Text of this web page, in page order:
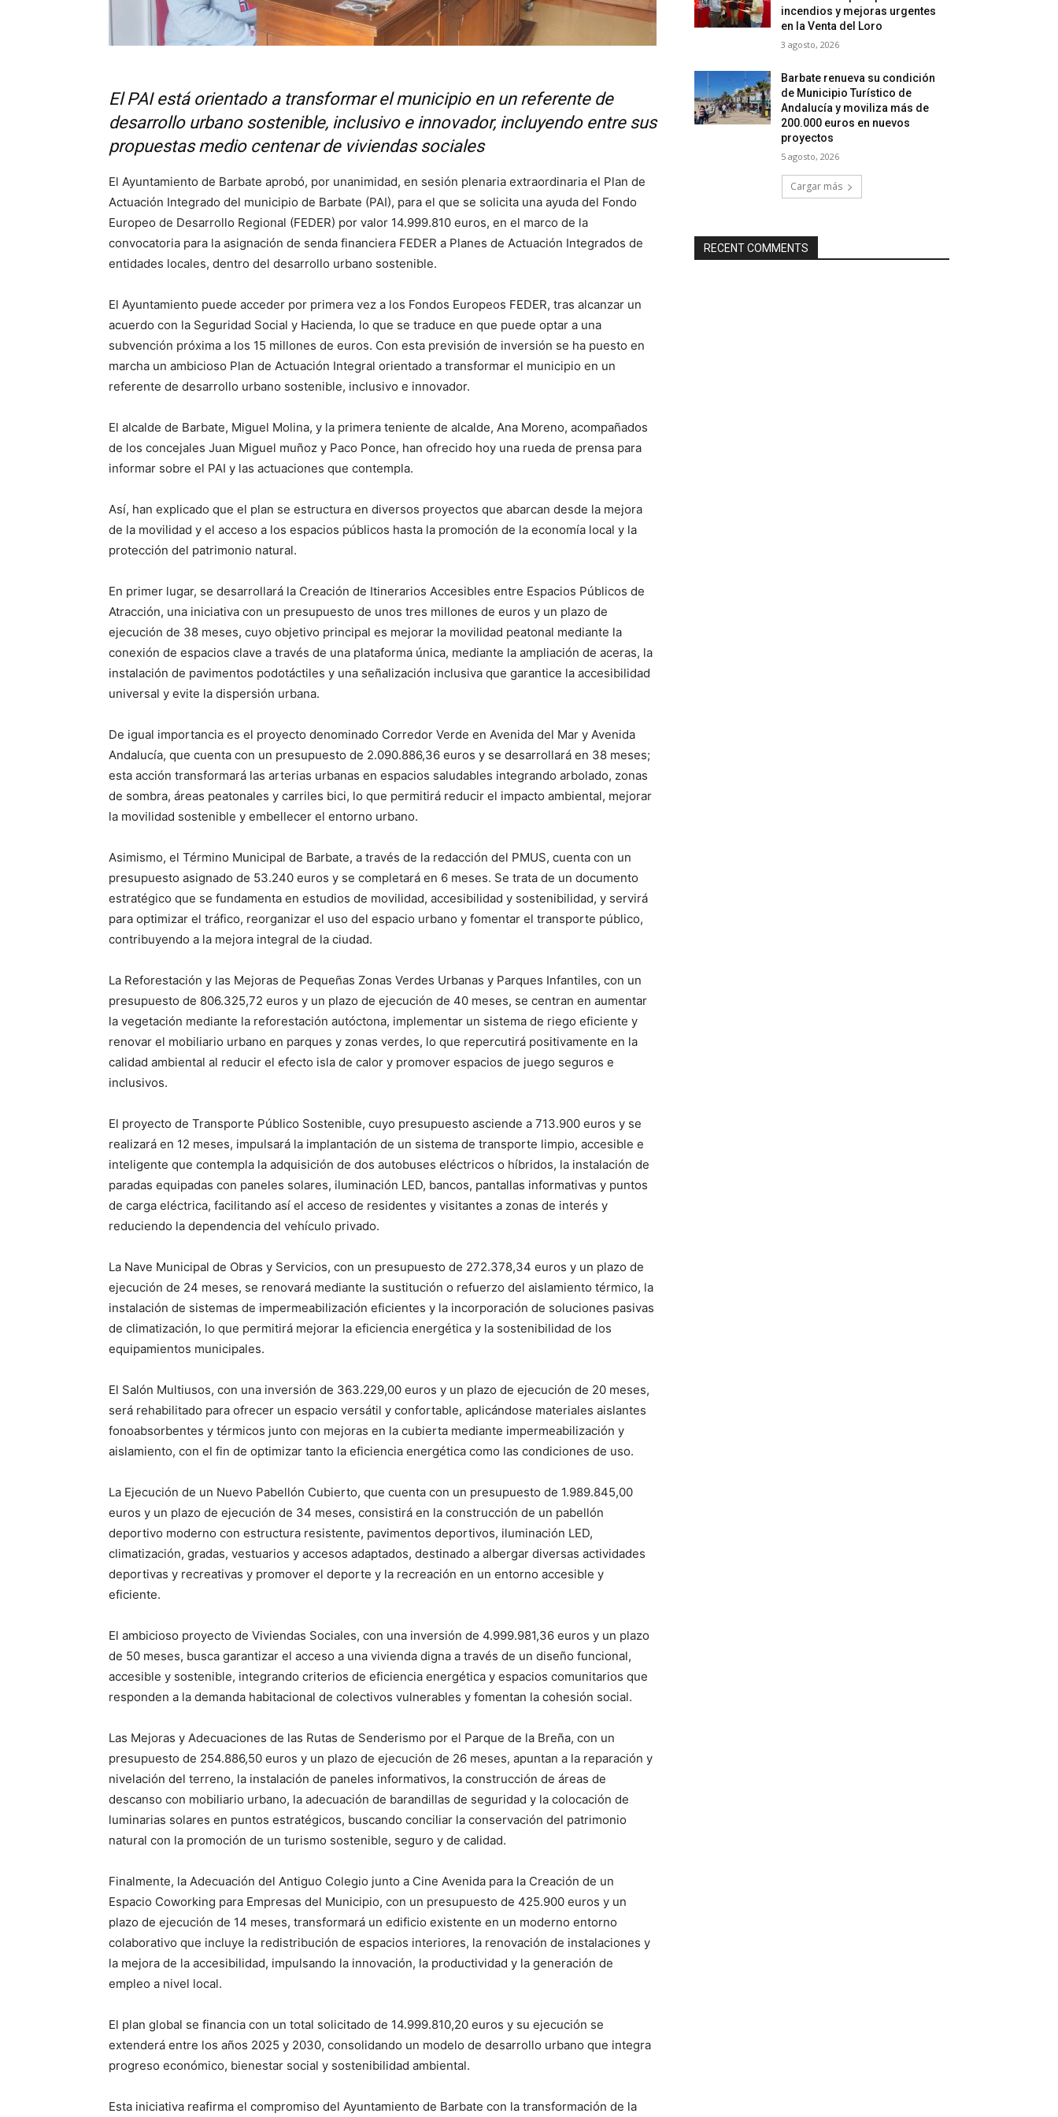
El PAI está orientado a transformar el municipio en un referente de
desarrollo urbano sostenible, inclusivo e innovador, incluyendo entre sus
propuestas medio centenar de viviendas sociales
El Ayuntamiento de Barbate aprobó, por unanimidad, en sesión plenaria extraordinaria el Plan de
Actuación Integrado del municipio de Barbate (PAI), para el que se solicita una ayuda del Fondo
Europeo de Desarrollo Regional (FEDER) por valor 14.999.810 euros, en el marco de la
convocatoria para la asignación de senda financiera FEDER a Planes de Actuación Integrados de
entidades locales, dentro del desarrollo urbano sostenible.
El Ayuntamiento puede acceder por primera vez a los Fondos Europeos FEDER, tras alcanzar un
acuerdo con la Seguridad Social y Hacienda, lo que se traduce en que puede optar a una
subvención próxima a los 15 millones de euros. Con esta previsión de inversión se ha puesto en
marcha un ambicioso Plan de Actuación Integral orientado a transformar el municipio en un
referente de desarrollo urbano sostenible, inclusivo e innovador.
El alcalde de Barbate, Miguel Molina, y la primera teniente de alcalde, Ana Moreno, acompañados
de los concejales Juan Miguel muñoz y Paco Ponce, han ofrecido hoy una rueda de prensa para
informar sobre el PAI y las actuaciones que contempla.
Así, han explicado que el plan se estructura en diversos proyectos que abarcan desde la mejora
de la movilidad y el acceso a los espacios públicos hasta la promoción de la economía local y la
protección del patrimonio natural.
En primer lugar, se desarrollará la Creación de Itinerarios Accesibles entre Espacios Públicos de
Atracción, una iniciativa con un presupuesto de unos tres millones de euros y un plazo de
ejecución de 38 meses, cuyo objetivo principal es mejorar la movilidad peatonal mediante la
conexión de espacios clave a través de una plataforma única, mediante la ampliación de aceras, la
instalación de pavimentos podotáctiles y una señalización inclusiva que garantice la accesibilidad
universal y evite la dispersión urbana.
De igual importancia es el proyecto denominado Corredor Verde en Avenida del Mar y Avenida
Andalucía, que cuenta con un presupuesto de 2.090.886,36 euros y se desarrollará en 38 meses;
esta acción transformará las arterias urbanas en espacios saludables integrando arbolado, zonas
de sombra, áreas peatonales y carriles bici, lo que permitirá reducir el impacto ambiental, mejorar
la movilidad sostenible y embellecer el entorno urbano.
Asimismo, el Término Municipal de Barbate, a través de la redacción del PMUS, cuenta con un
presupuesto asignado de 53.240 euros y se completará en 6 meses. Se trata de un documento
estratégico que se fundamenta en estudios de movilidad, accesibilidad y sostenibilidad, y servirá
para optimizar el tráfico, reorganizar el uso del espacio urbano y fomentar el transporte público,
contribuyendo a la mejora integral de la ciudad.
La Reforestación y las Mejoras de Pequeñas Zonas Verdes Urbanas y Parques Infantiles, con un
presupuesto de 806.325,72 euros y un plazo de ejecución de 40 meses, se centran en aumentar
la vegetación mediante la reforestación autóctona, implementar un sistema de riego eficiente y
renovar el mobiliario urbano en parques y zonas verdes, lo que repercutirá positivamente en la
calidad ambiental al reducir el efecto isla de calor y promover espacios de juego seguros e
inclusivos.
El proyecto de Transporte Público Sostenible, cuyo presupuesto asciende a 713.900 euros y se
realizará en 12 meses, impulsará la implantación de un sistema de transporte limpio, accesible e
inteligente que contempla la adquisición de dos autobuses eléctricos o híbridos, la instalación de
paradas equipadas con paneles solares, iluminación LED, bancos, pantallas informativas y puntos
de carga eléctrica, facilitando así el acceso de residentes y visitantes a zonas de interés y
reduciendo la dependencia del vehículo privado.
La Nave Municipal de Obras y Servicios, con un presupuesto de 272.378,34 euros y un plazo de
ejecución de 24 meses, se renovará mediante la sustitución o refuerzo del aislamiento térmico, la
instalación de sistemas de impermeabilización eficientes y la incorporación de soluciones pasivas
de climatización, lo que permitirá mejorar la eficiencia energética y la sostenibilidad de los
equipamientos municipales.
El Salón Multiusos, con una inversión de 363.229,00 euros y un plazo de ejecución de 20 meses,
será rehabilitado para ofrecer un espacio versátil y confortable, aplicándose materiales aislantes
fonoabsorbentes y térmicos junto con mejoras en la cubierta mediante impermeabilización y
aislamiento, con el fin de optimizar tanto la eficiencia energética como las condiciones de uso.
La Ejecución de un Nuevo Pabellón Cubierto, que cuenta con un presupuesto de 1.989.845,00
euros y un plazo de ejecución de 34 meses, consistirá en la construcción de un pabellón
deportivo moderno con estructura resistente, pavimentos deportivos, iluminación LED,
climatización, gradas, vestuarios y accesos adaptados, destinado a albergar diversas actividades
deportivas y recreativas y promover el deporte y la recreación en un entorno accesible y
eficiente.
El ambicioso proyecto de Viviendas Sociales, con una inversión de 4.999.981,36 euros y un plazo
de 50 meses, busca garantizar el acceso a una vivienda digna a través de un diseño funcional,
accesible y sostenible, integrando criterios de eficiencia energética y espacios comunitarios que
responden a la demanda habitacional de colectivos vulnerables y fomentan la cohesión social.
Las Mejoras y Adecuaciones de las Rutas de Senderismo por el Parque de la Breña, con un
presupuesto de 254.886,50 euros y un plazo de ejecución de 26 meses, apuntan a la reparación y
nivelación del terreno, la instalación de paneles informativos, la construcción de áreas de
descanso con mobiliario urbano, la adecuación de barandillas de seguridad y la colocación de
luminarias solares en puntos estratégicos, buscando conciliar la conservación del patrimonio
natural con la promoción de un turismo sostenible, seguro y de calidad.
Finalmente, la Adecuación del Antiguo Colegio junto a Cine Avenida para la Creación de un
Espacio Coworking para Empresas del Municipio, con un presupuesto de 425.900 euros y un
plazo de ejecución de 14 meses, transformará un edificio existente en un moderno entorno
colaborativo que incluye la redistribución de espacios interiores, la renovación de instalaciones y
la mejora de la accesibilidad, impulsando la innovación, la productividad y la generación de
empleo a nivel local.
El plan global se financia con un total solicitado de 14.999.810,20 euros y su ejecución se
extenderá entre los años 2025 y 2030, consolidando un modelo de desarrollo urbano que integra
progreso económico, bienestar social y sostenibilidad ambiental.
Esta iniciativa reafirma el compromiso del Ayuntamiento de Barbate con la transformación de la
incendios y mejoras urgentes
en la Venta del Loro
3 agosto, 2026
Barbate renueva su condición
de Municipio Turístico de
Andalucía y moviliza más de
200.000 euros en nuevos
proyectos
5 agosto, 2026
Cargar más
RECENT COMMENTS